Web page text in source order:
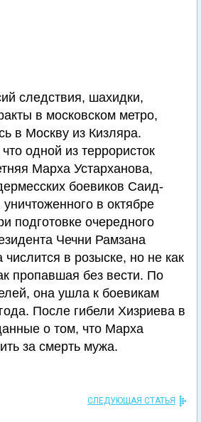
следствия, шахидки,
в московском метро,
в Москву из Кизляра.
одной из террористок
Марха Устарханова,
боевиков Саид-
в октябре
подготовке очередного
Чечни Рамзана
в розыске, но не как
пропавшая без вести. По
она ушла к боевикам
После гибели Хизриева в
о том, что Марха
за смерть мужа.
СЛЕДУЮЩАЯ СТАТЬЯ